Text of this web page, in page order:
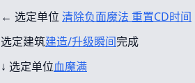
← 选定单位 清除负面魔法 重置CD时间
选定建筑建造/升级瞬间完成
↓ 选定单位血魔满